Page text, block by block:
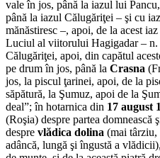
vale în jos, până la iazul lui
până la iazul Călugăriţei – şi cu
mănăstiresc –, apoi, de la acest
Luciul al viitorului Hagigadar – n.
Călugăriţei, apoi, din capătul
pe drum în jos, până la Crasna
jos, la piscul ţarinei, apoi, de la
săpătură, la Şumuz, apoi de la
deal”; în hotarnica din 17 august
(Roşia) despre partea
despre vlădica dolina (mai târziu,
adâncă, lungă şi îngustă a